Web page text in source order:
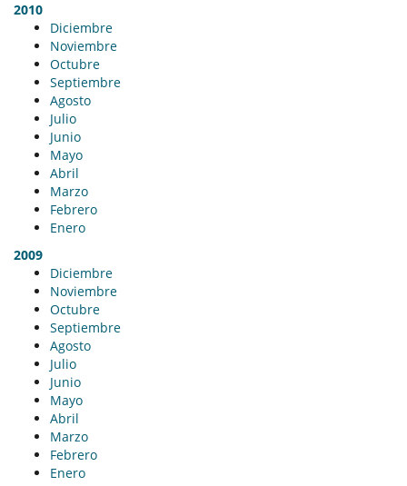
2010
Diciembre
Noviembre
Octubre
Septiembre
Agosto
Julio
Junio
Mayo
Abril
Marzo
Febrero
Enero
2009
Diciembre
Noviembre
Octubre
Septiembre
Agosto
Julio
Junio
Mayo
Abril
Marzo
Febrero
Enero